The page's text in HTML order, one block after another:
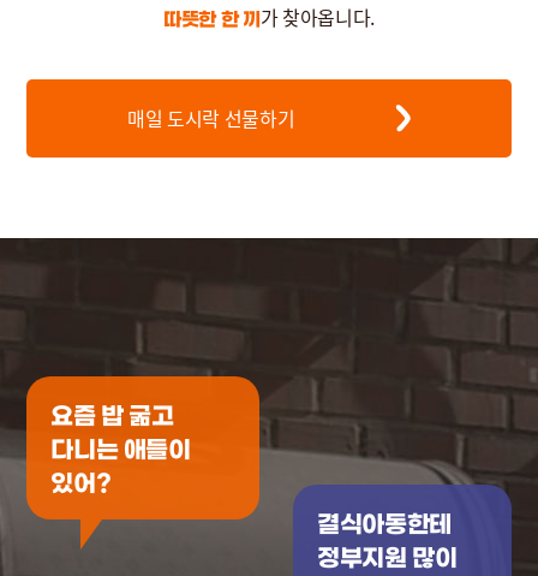
따뜻한 한 끼 가 찾아옵니다.
매일 도시락 선물하기
요즘 밥 굶고
다니는 애들이
있어?
결식아동한테
정부지원 많이